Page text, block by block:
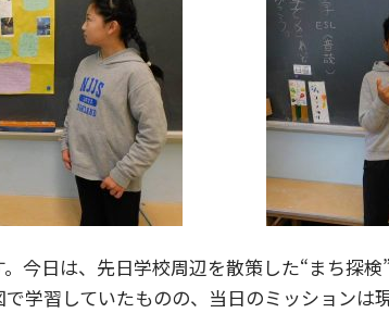
今日は、先日学校周辺を散策した“まち探
学習していたものの、当日のミッション